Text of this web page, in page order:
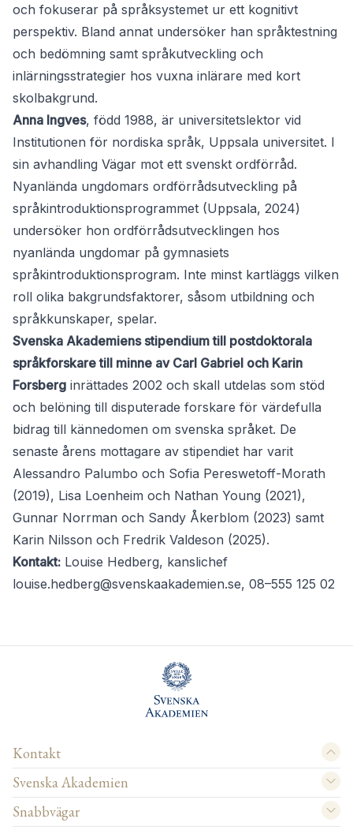
och fokuserar på språksystemet ur ett kognitivt
perspektiv. Bland annat undersöker han språktestning
och bedömning samt språkutveckling och
inlärningsstrategier hos vuxna inlärare med kort
skolbakgrund.
Anna Ingves, född 1988, är universitetslektor vid
Institutionen för nordiska språk, Uppsala universitet. I
sin avhandling Vägar mot ett svenskt ordförråd.
Nyanlända ungdomars ordförrådsutveckling på
språkintroduktionsprogrammet (Uppsala, 2024)
undersöker hon ordförrådsutvecklingen hos
nyanlända ungdomar på gymnasiets
språkintroduktionsprogram. Inte minst kartläggs vilken
roll olika bakgrundsfaktorer, såsom utbildning och
språkkunskaper, spelar.
Svenska Akademiens stipendium till postdoktorala
språkforskare till minne av Carl Gabriel och Karin
Forsberg inrättades 2002 och skall utdelas som stöd
och belöning till disputerade forskare för värdefulla
bidrag till kännedomen om svenska språket. De
senaste årens mottagare av stipendiet har varit
Alessandro Palumbo och Sofia Pereswetoff-Morath
(2019), Lisa Loenheim och Nathan Young (2021),
Gunnar Norrman och Sandy Åkerblom (2023) samt
Karin Nilsson och Fredrik Valdeson (2025).
Kontakt: Louise Hedberg, kanslichef
louise.hedberg@svenskaakademien.se, 08–555 125 02
Kontakt
Svenska Akademien
Snabbvägar